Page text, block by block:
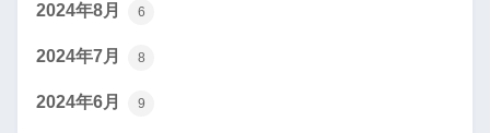
2024年8月 6
2024年7月 8
2024年6月 9